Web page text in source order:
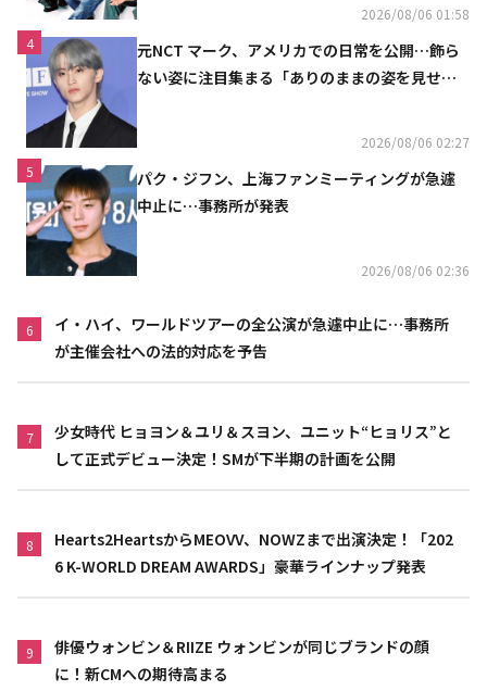
2026/08/06 01:58
4
元NCT マーク、アメリカでの日常を公開…飾ら
ない姿に注目集まる「ありのままの姿を見せた
2026/08/06 02:27
5
パク・ジフン、上海ファンミーティングが急遽
中止に…事務所が発表
2026/08/06 02:36
6
イ・ハイ、ワールドツアーの全公演が急遽中止に…事務所
が主催会社への法的対応を予告
7
少女時代 ヒョヨン＆ユリ＆スヨン、ユニット“ヒョリス”と
して正式デビュー決定！SMが下半期の計画を公開
8
Hearts2HeartsからMEOVV、NOWZまで出演決定！「202
6 K-WORLD DREAM AWARDS」豪華ラインナップ発表
9
俳優ウォンビン＆RIIZE ウォンビンが同じブランドの顔
に！新CMへの期待高まる